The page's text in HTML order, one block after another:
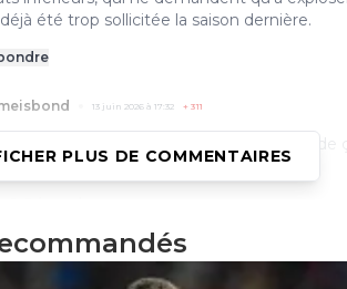
été trop sollicitée la saison dernière.
13 juin 2026 à 17:32 + 311
je trouve .
15 juin 2026 à 8:20 +1585
est l'exemple qui demontre que tu te
PLUS DE COMMENTAIRES